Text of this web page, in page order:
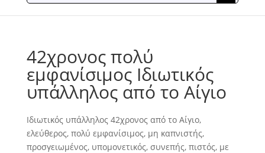
42χρονος πολύ
εμφανίσιμος Ιδιωτικός
υπάλληλος από το Αίγιο
Ιδιωτικός υπάλληλος 42χρονος από το Αίγιο,
ελεύθερος, πολύ εμφανίσιμος, μη καπνιστής,
προσγειωμένος, υπομονετικός, συνεπής, πιστός, με